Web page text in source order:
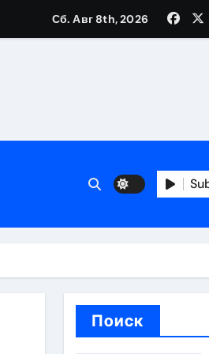
сделки
с пополнением
Сб. Авг 8th, 2026
Поиск